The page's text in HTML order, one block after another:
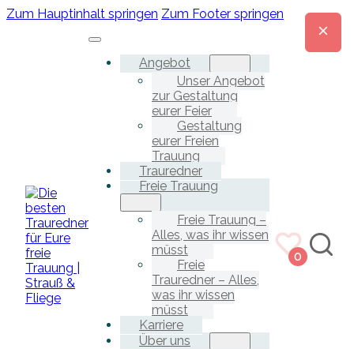
Zum Hauptinhalt springen Zum Footer springen
Angebot
Unser Angebot
zur Gestaltung
eurer Feier
Gestaltung
eurer Freien
Trauung
Trauredner
Freie Trauung
Freie Trauung –
Alles, was ihr wissen
müsst
Freie
Trauredner – Alles,
was ihr wissen
müsst
Karriere
Über uns
0